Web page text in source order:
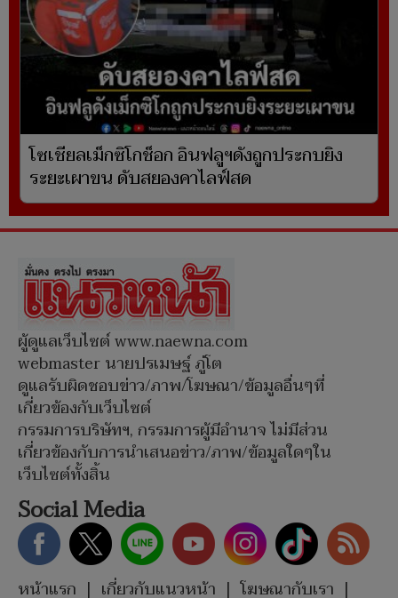
โซเชียลเม็กซิโกช็อก อินฟลูฯดังถูกประกบยิง
ระยะเผาขน ดับสยองคาไลฟ์สด
ผู้ดูแลเว็บไซต์ www.naewna.com
webmaster นายปรเมษฐ์ ภู่โต
ดูแลรับผิดชอบข่าว/ภาพ/โฆษณา/ข้อมูลอื่นๆที่
เกี่ยวข้องกับเว็บไซต์
กรรมการบริษัทฯ, กรรมการผู้มีอำนาจ ไม่มีส่วน
เกี่ยวข้องกับการนำเสนอข่าว/ภาพ/ข้อมูลใดๆใน
เว็บไซต์ทั้งสิ้น
Social Media
หน้าแรก | เกี่ยวกับแนวหน้า | โฆษณากับเรา |